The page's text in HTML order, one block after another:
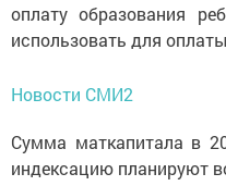
оплату образования
использовать для
Новости СМИ2
Сумма маткапитала в
индексацию планируют